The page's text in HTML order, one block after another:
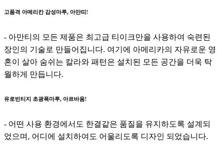
고품격 아메리칸 감성마루, 아만띠!
- 아만티의 모든 제품은 최고급 티이크만을 사용하여 숙련된
장인의 기술로 만들어집니다. 여기에 아메리카의 자유로운 영
혼이 살아 숨쉬는 칼라와 패턴은 설치된 모든 공간을 더욱 탁
월하게 만듭니다.
유로빈티지 초광폭마루, 아르바움!
- 어떤 사용 환경에서도 한결같은 품질을 유지하도록 설계되
었으며, 어디에 설치하여도 어울리도록 디자인 되었습니다.